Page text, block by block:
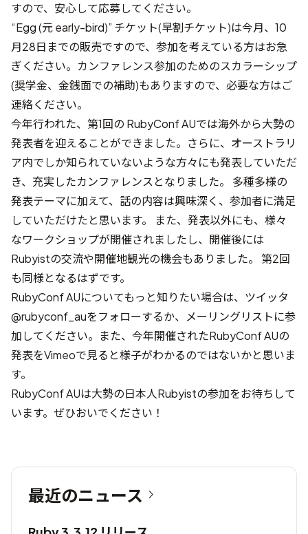
すので、安心して応募してください。
“Egg (元 early-bird)” チケット(早割チケット)は今月、10
月28日までの販売ですので、参加を考えている方はお急
ぎください。カンファレンス参加のためのスカラーシップ
(奨学金、金銭面での補助)もありますので、必要な方はご
連絡ください。
今年行われた、第1回の RubyConf AUでは海外から大勢の
発表者を迎えることができました。さらに、オーストラリ
ア内でしか知られていないような方々にも発表していただ
き、充実したカンファレンスとなりました。 多種多様の
発表テーマに加えて、話の内容は興味深く、参加者に満足
していただけたと思います。 また、発表以外にも、様々
なワークショップが開催されましたし、開催後には
Rubyistの交流や開催地観光の機会もありました。 第2回
も同様となるはずです。
RubyConf AUについてもっと知りたい場合は、ツイッタ
@rubyconf_auをフォローするか、メーリングリストに参
加してください。また、今年開催されたRubyConf AUの
発表をVimeoで見ると様子がわかるのではないかと思いま
す。
RubyConf AUは大勢の日本人Rubyistの参加をお待ちして
います。ぜひおいでください！
最近のニュース